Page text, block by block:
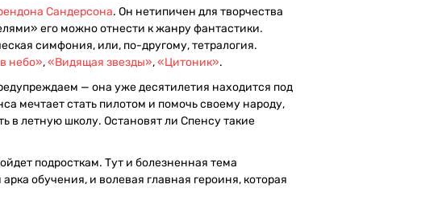
Сандерсона. Он нетипичен для творчества
его можно отнести к жанру фантастики.
симфония, или, по-другому, тетралогия.
небо»,«Видящая звезды»,«Цитоник».
— она уже десятилетия находится под
мечтает стать пилотом и помочь своему народу,
в летную школу. Остановят ли Спенсу такие
подросткам. Тут и болезненная тема
обучения, и волевая главная героиня, которая